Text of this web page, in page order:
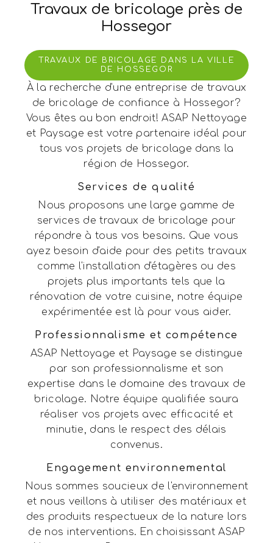
Travaux de bricolage près de
Hossegor
TRAVAUX DE BRICOLAGE DANS LA VILLE
DE HOSSEGOR
À la recherche d'une entreprise de travaux
de bricolage de confiance à Hossegor?
Vous êtes au bon endroit! ASAP Nettoyage
et Paysage est votre partenaire idéal pour
tous vos projets de bricolage dans la
région de Hossegor.
Services de qualité
Nous proposons une large gamme de
services de travaux de bricolage pour
répondre à tous vos besoins. Que vous
ayez besoin d'aide pour des petits travaux
comme l'installation d'étagères ou des
projets plus importants tels que la
rénovation de votre cuisine, notre équipe
expérimentée est là pour vous aider.
Professionnalisme et compétence
ASAP Nettoyage et Paysage se distingue
par son professionnalisme et son
expertise dans le domaine des travaux de
bricolage. Notre équipe qualifiée saura
réaliser vos projets avec efficacité et
minutie, dans le respect des délais
convenus.
Engagement environnemental
Nous sommes soucieux de l'environnement
et nous veillons à utiliser des matériaux et
des produits respectueux de la nature lors
de nos interventions. En choisissant ASAP